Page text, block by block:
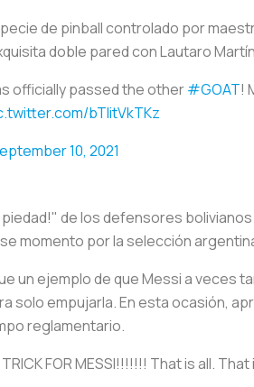
de pinball controlado por
doble pared con Lautaro
officially passed the other#GOAT!
bTlitVkTKz
10, 2021
de los defensores
momento por la selección
un ejemplo de que Messi a veces
solo empujarla. En esta ocasión,
reglamentario.
TRICK FOR MESSI!!!!!!! That is all.